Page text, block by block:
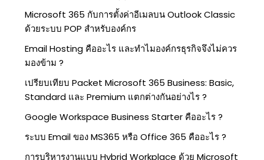
Microsoft 365 กับการตั้งค่าอีเมลบน Outlook Classic
ด้วยระบบ POP สำหรับองค์กร
Email Hosting คืออะไร และทำไมองค์กรธุรกิจจึงไม่ควร
มองข้าม ?
เปรียบเทียบ Packet Microsoft 365 Business: Basic,
Standard และ Premium แตกต่างกันอย่างไร ?
Google Workspace Business Starter คืออะไร ?
ระบบ Email ของ MS365 หรือ Office 365 คืออะไร ?
การบริหารงานแบบ Hybrid Workplace ด้วย Microsoft